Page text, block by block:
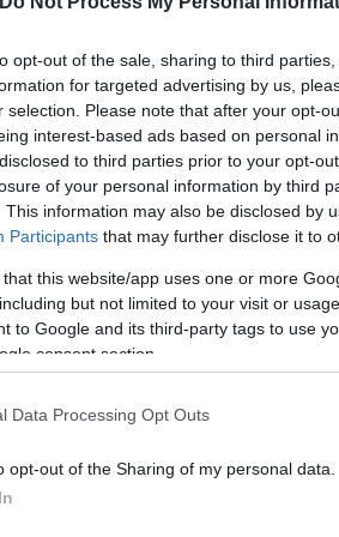
opt-out of the sale, sharing to third
for targeted advertising by us,
selection. Please note that after your opt-
interest-based ads based on personal
to third parties prior to your opt-
of your personal information by third
This information may also be disclosed by
Participants that may further disclose it to
that this website/app uses one or more
but not limited to your visit or
to Google and its third-party tags to use
consent section.
Data Processing Opt Outs
opt-out of the Sharing of my personal data.
ανασύρθηκε νεκρή από την
Βρέθηκε στρατιωτικό βλήμα
μαχαίρι σε διανομέα για να
με γυαλιά τεχνητής
Του επιτέθηκαν τέσσερα